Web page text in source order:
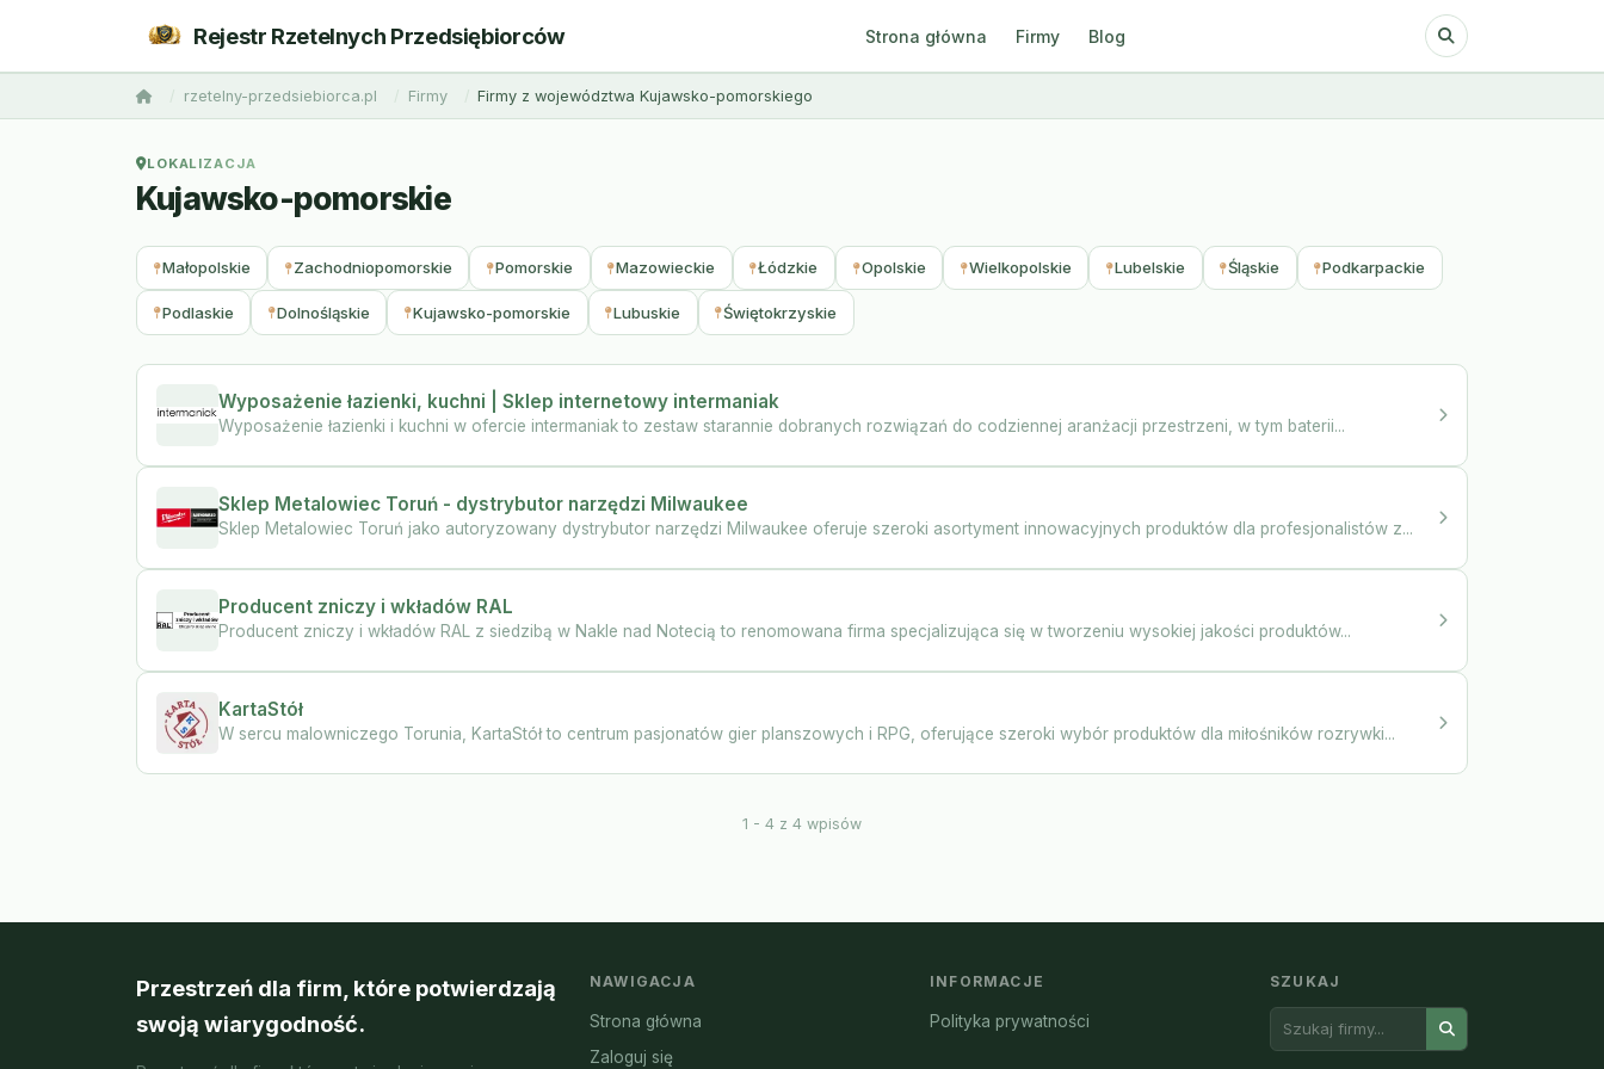
Rejestr Rzetelnych Przedsiębiorców Strona główna Firmy Blog
rzetelny-przedsiebiorca.pl Firmy Firmy z województwa Kujawsko-pomorskiego
LOKALIZACJA
Kujawsko-pomorskie
Małopolskie Zachodniopomorskie Pomorskie Mazowieckie Łódzkie Opolskie Wielkopolskie Lubelskie Śląskie Podkarpackie
Podlaskie Dolnośląskie Kujawsko-pomorskie Lubuskie Świętokrzyskie
Wyposażenie łazienki, kuchni | Sklep internetowy intermaniak
Wyposażenie łazienki i kuchni w ofercie intermaniak to zestaw starannie dobranych rozwiązań do codziennej aranżacji przestrzeni, w tym baterii...
Sklep Metalowiec Toruń - dystrybutor narzędzi Milwaukee
Sklep Metalowiec Toruń jako autoryzowany dystrybutor narzędzi Milwaukee oferuje szeroki asortyment innowacyjnych produktów dla profesjonalistów z...
Producent zniczy i wkładów RAL
Producent zniczy i wkładów RAL z siedzibą w Nakle nad Notecią to renomowana firma specjalizująca się w tworzeniu wysokiej jakości produktów...
KartaStół
W sercu malowniczego Torunia, KartaStół to centrum pasjonatów gier planszowych i RPG, oferujące szeroki wybór produktów dla miłośników rozrywki...
1 - 4 z 4 wpisów
Przestrzeń dla firm, które potwierdzają
swoją wiarygodność.
NAWIGACJA
Strona główna
Zaloguj się
INFORMACJE
Polityka prywatności
SZUKAJ